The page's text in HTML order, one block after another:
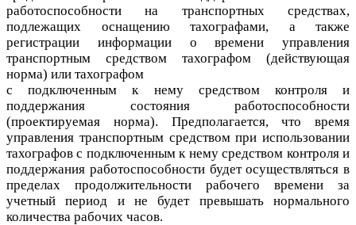
работоспособности на транспортных средствах,
подлежащих оснащению тахографами, а также
регистрации информации о времени управления
транспортным средством тахографом (действующая
норма) или тахографом
с подключенным к нему средством контроля и
поддержания состояния работоспособности
(проектируемая норма). Предполагается, что время
управления транспортным средством при использовании
тахографов с подключенным к нему средством контроля и
поддержания работоспособности будет осуществляться в
пределах продолжительности рабочего времени за
учетный период и не будет превышать нормального
количества рабочих часов.